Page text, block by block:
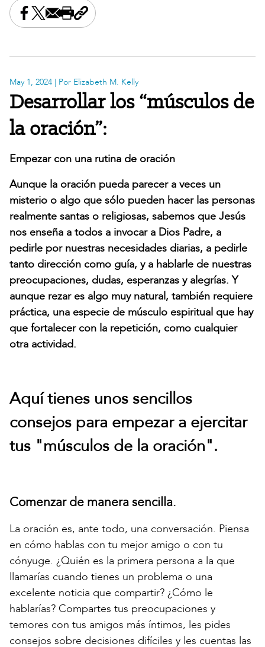
Share this on Facebook
Share this on X
Share this by email
Print this page
Copy the page address
May 1, 2024 | Por Elizabeth M. Kelly
Desarrollar los “músculos de
la oración”:
Empezar con una rutina de oración
Aunque la oración pueda parecer a veces un
misterio o algo que sólo pueden hacer las personas
realmente santas o religiosas, sabemos que Jesús
nos enseña a todos a invocar a Dios Padre, a
pedirle por nuestras necesidades diarias, a pedirle
tanto dirección como guía, y a hablarle de nuestras
preocupaciones, dudas, esperanzas y alegrías. Y
aunque rezar es algo muy natural, también requiere
práctica, una especie de músculo espiritual que hay
que fortalecer con la repetición, como cualquier
otra actividad.
Aquí tienes unos sencillos
consejos para empezar a ejercitar
tus "músculos de la oración".
Comenzar de manera sencilla.
La oración es, ante todo, una conversación. Piensa
en cómo hablas con tu mejor amigo o con tu
cónyuge. ¿Quién es la primera persona a la que
llamarías cuando tienes un problema o una
excelente noticia que compartir? ¿Cómo le
hablarías? Compartes tus preocupaciones y
temores con tus amigos más íntimos, les pides
consejos sobre decisiones difíciles y les cuentas las